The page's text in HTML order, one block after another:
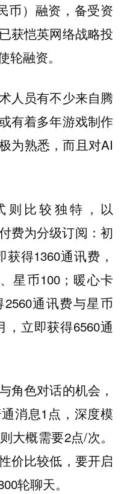
币）融资，备受资
获恺英网络战略投
轮融资。
人员有不少来自腾
有着多年游戏制作
为熟悉，而且对AI
则比较独特，以
费为分级订阅：初
得1360通讯费，
星币100；暖心卡
通讯费与星币
，立即获得6560通
角色对话的机会，
消息1点，深度模
大概需要2点/次。
价比较低，要开启
轮聊天。